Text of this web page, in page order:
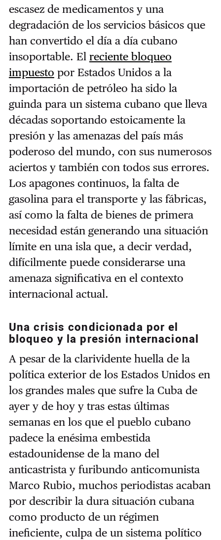
escasez de medicamentos y una
degradación de los servicios básicos que
han convertido el día a día cubano
insoportable. El reciente bloqueo
impuesto por Estados Unidos a la
importación de petróleo ha sido la
guinda para un sistema cubano que lleva
décadas soportando estoicamente la
presión y las amenazas del país más
poderoso del mundo, con sus numerosos
aciertos y también con todos sus errores.
Los apagones continuos, la falta de
gasolina para el transporte y las fábricas,
así como la falta de bienes de primera
necesidad están generando una situación
límite en una isla que, a decir verdad,
difícilmente puede considerarse una
amenaza significativa en el contexto
internacional actual.
Una crisis condicionada por el
bloqueo y la presión internacional
A pesar de la clarividente huella de la
política exterior de los Estados Unidos en
los grandes males que sufre la Cuba de
ayer y de hoy y tras estas últimas
semanas en los que el pueblo cubano
padece la enésima embestida
estadounidense de la mano del
anticastrista y furibundo anticomunista
Marco Rubio, muchos periodistas acaban
por describir la dura situación cubana
como producto de un régimen
ineficiente, culpa de un sistema político